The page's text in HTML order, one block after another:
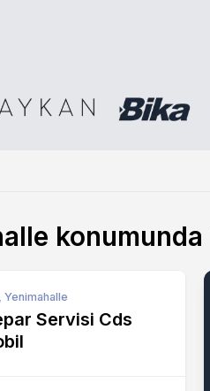
konumunda
Yenimahalle
Servisi Cds